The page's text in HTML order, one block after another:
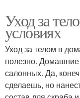
Уход за
условиях
Уход за телом в
полезно.
салонных. Да,
сделаешь, но